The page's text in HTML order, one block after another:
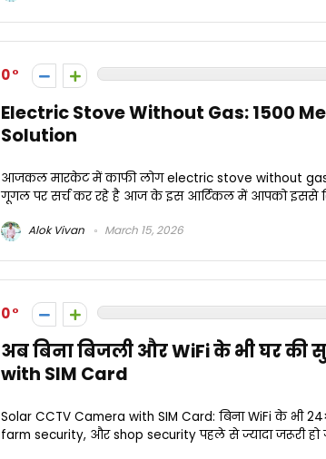
0
Electric Stove Without Gas: ₹1500
Solution
आजकल मारकेट में काफी लोग electric stove without
गूगल पर सर्च कर रहे है आज के इस आर्टिकल में आपको इससे
Alok Vivan March 15, 2026
0
अब बिना बिजली और WiFi के भी घर की
with SIM Card
Solar CCTV Camera with SIM Card: बिना WiFi के भी
farm security, और shop security पहले से ज्यादा जरूरी हो